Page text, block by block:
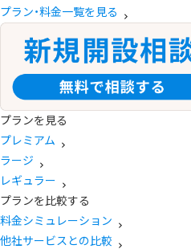
プラン・料金一覧を見る
プランを見る
プレミアム
ラージ
レギュラー
プランを比較する
料金シミュレーション
他社サービスとの比較